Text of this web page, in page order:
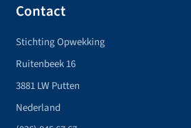
Contact
Stichting Opwekking
Ruitenbeek 16
3881 LW Putten
Nederland